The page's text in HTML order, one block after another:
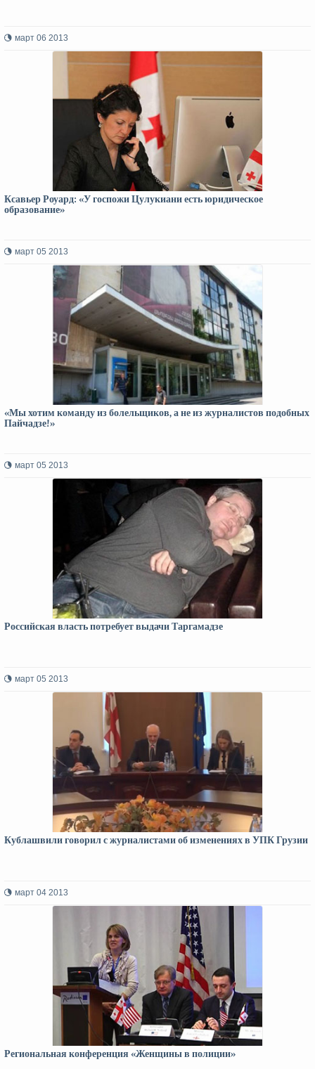
март 06 2013
Ксавьер Роуард: «У госпожи Цулукиани есть юридическое
образование»
март 05 2013
«Мы хотим команду из болельщиков, а не из журналистов подобных
Пайчадзе!»
март 05 2013
Российская власть потребует выдачи Таргамадзе
март 05 2013
Кублашвили говорил с журналистами об изменениях в УПК Грузии
март 04 2013
Региональная конференция «Женщины в полиции»